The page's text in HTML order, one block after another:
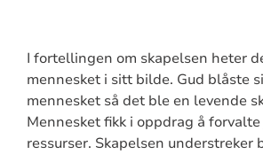
I fortellingen om skapelsen heter
mennesket i sitt bilde. Gud blåste
mennesket så det ble en levende
Mennesket fikk i oppdrag å
ressurser. Skapelsen understreker